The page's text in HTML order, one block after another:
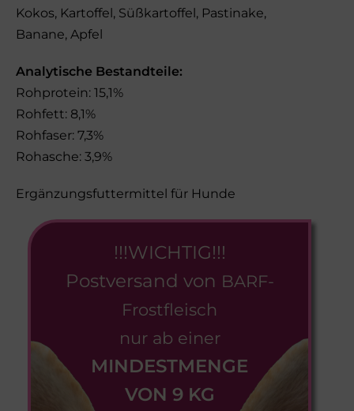
!!!WICHTIG!!!
Postversand von BARF-
Frostfleisch
nur ab einer
MINDESTMENGE
VON 9 KG
Kokos, Kartoffel, Süßkartoffel, Pastinake,
Banane, Apfel
Analytische Bestandteile:
Rohprotein: 15,1%
Rohfett: 8,1%
Rohfaser: 7,3%
Rohasche: 3,9%
Ergänzungsfuttermittel für Hunde